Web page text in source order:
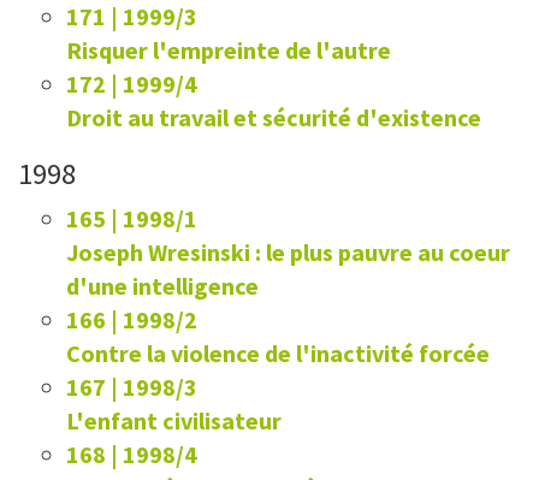
171 | 1999/3
Risquer l'empreinte de l'autre
172 | 1999/4
Droit au travail et sécurité d'existence
1998
165 | 1998/1
Joseph Wresinski : le plus pauvre au coeur
d'une intelligence
166 | 1998/2
Contre la violence de l'inactivité forcée
167 | 1998/3
L'enfant civilisateur
168 | 1998/4